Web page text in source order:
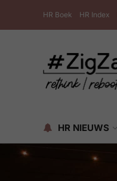
HR Boek HR Index
HR NIEUWS